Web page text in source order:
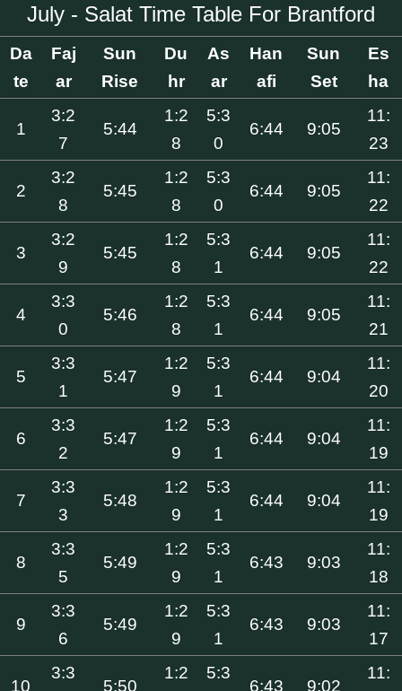
July - Salat Time Table For Brantford
Da
te
Faj
ar
Sun
Rise
Du
hr
As
ar
Han
afi
Sun
Set
Es
ha
1
3:2
7
5:44
1:2
8
5:3
0
6:44 9:05
11:
23
2
3:2
8
5:45
1:2
8
5:3
0
6:44 9:05
11:
22
3
3:2
9
5:45
1:2
8
5:3
1
6:44 9:05
11:
22
4
3:3
0
5:46
1:2
8
5:3
1
6:44 9:05
11:
21
5
3:3
1
5:47
1:2
9
5:3
1
6:44 9:04
11:
20
6
3:3
2
5:47
1:2
9
5:3
1
6:44 9:04
11:
19
7
3:3
3
5:48
1:2
9
5:3
1
6:44 9:04
11:
19
8
3:3
5
5:49
1:2
9
5:3
1
6:43 9:03
11:
18
9
3:3
6
5:49
1:2
9
5:3
1
6:43 9:03
11:
17
10
3:3
5:50
1:2
5:3
6:43 9:02
11: